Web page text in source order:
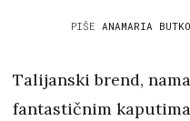
PIŠE ANAMARIA
Talijanski brend,
fantastičnim